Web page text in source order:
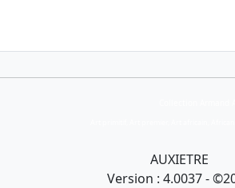
AUXIETRE
Version : 4.0037 -